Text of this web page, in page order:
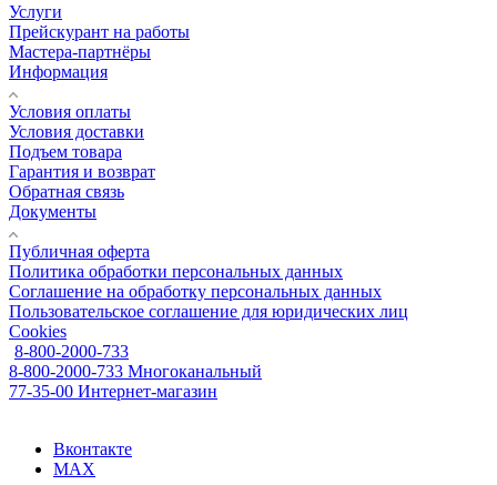
Услуги
Прейскурант на работы
Мастера-партнёры
Информация
Условия оплаты
Условия доставки
Подъем товара
Гарантия и возврат
Обратная связь
Документы
Публичная оферта
Политика обработки персональных данных
Соглашение на обработку персональных данных
Пользовательское соглашение для юридических лиц
Cookies
8-800-2000-733
8-800-2000-733 Многоканальный
77-35-00 Интернет-магазин
Вконтакте
MAX